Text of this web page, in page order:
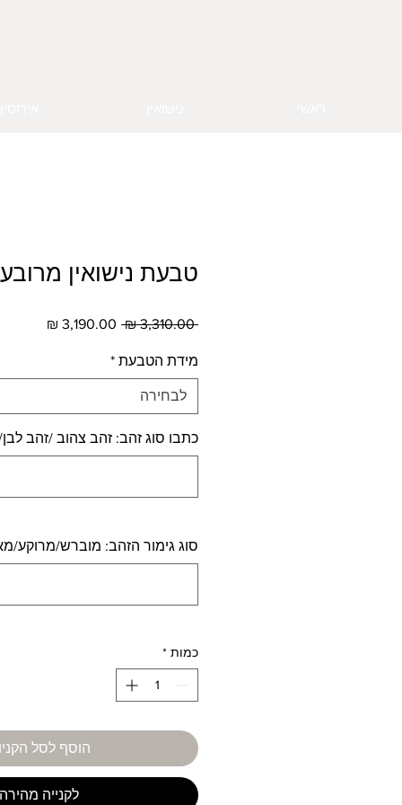
טבעת נישואין
‏3,310.00 ‏₪
מחיר
מידת הטבעת *
לבחירה
כתבו סוג זהב: זהב צהוב /זהב
סוג גימור הזהב: מוברש/מרוקע/
כמות *
הוסף לסל
לקנייה מהירה